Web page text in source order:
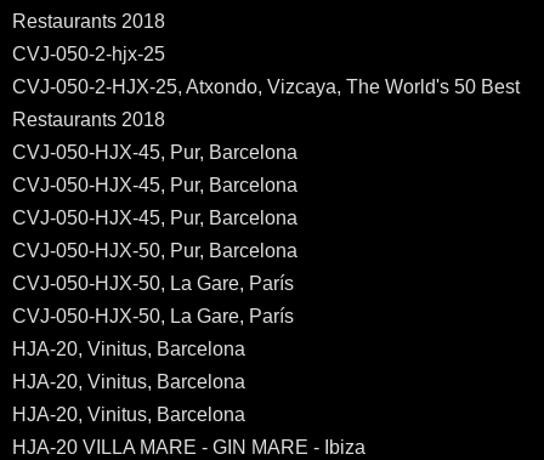
Restaurants 2018
CVJ-050-2-hjx-25
CVJ-050-2-HJX-25, Atxondo, Vizcaya, The World's 50 Best
Restaurants 2018
CVJ-050-HJX-45, Pur, Barcelona
CVJ-050-HJX-45, Pur, Barcelona
CVJ-050-HJX-45, Pur, Barcelona
CVJ-050-HJX-50, Pur, Barcelona
CVJ-050-HJX-50, La Gare, París
CVJ-050-HJX-50, La Gare, París
HJA-20, Vinitus, Barcelona
HJA-20, Vinitus, Barcelona
HJA-20, Vinitus, Barcelona
HJA-20 VILLA MARE - GIN MARE - Ibiza